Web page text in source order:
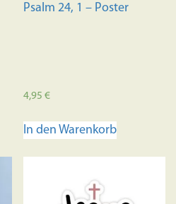
Psalm 24, 1 – Poster
4,95€
In den Warenkorb